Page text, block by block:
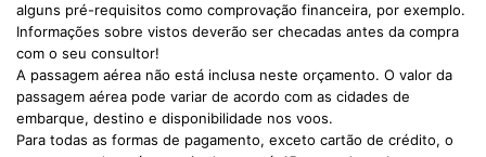
alguns pré-requisitos como comprovação financeira, por exemplo.
Informações sobre vistos deverão ser checadas antes da compra
com o seu consultor!
A passagem aérea não está inclusa neste orçamento. O valor da
passagem aérea pode variar de acordo com as cidades de
embarque, destino e disponibilidade nos voos.
Para todas as formas de pagamento, exceto cartão de crédito, o